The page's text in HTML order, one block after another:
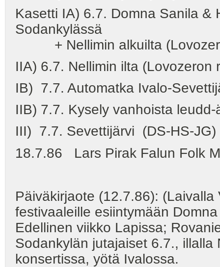
Kasetti IA) 6.7. Domna Sanila &
Sodankylässä
+ Nellimin alkuilta
IIA) 6.7. Nellimin ilta (Lovozeron
IB) 7.7. Automatka Ivalo-
IIB) 7.7. Kysely vanhoista
III) 7.7. Sevettijärvi (DS-HS-
18.7.86 Lars Pirak Falun Folk
Päiväkirjaote (12.7.86):
festivaaleille esiintymään
Edellinen viikko Lapissa;
Sodankylän jutajaiset 6.7.,
konsertissa, yötä Ivalossa.